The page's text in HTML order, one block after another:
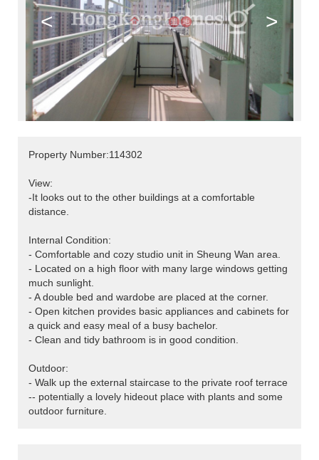
< >
Property Number:114302
View:
-It looks out to the other buildings at a comfortable
distance.
Internal Condition:
- Comfortable and cozy studio unit in Sheung Wan area.
- Located on a high floor with many large windows getting
much sunlight.
- A double bed and wardobe are placed at the corner.
- Open kitchen provides basic appliances and cabinets for
a quick and easy meal of a busy bachelor.
- Clean and tidy bathroom is in good condition.
Outdoor:
- Walk up the external staircase to the private roof terrace
-- potentially a lovely hideout place with plants and some
outdoor furniture.